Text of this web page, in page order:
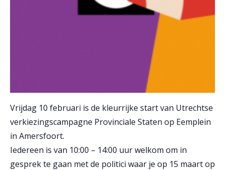
Vrijdag 10 februari is de kleurrijke start van Utrechtse
verkiezingscampagne Provinciale Staten op Eemplein
in Amersfoort.
Iedereen is van 10:00 – 14:00 uur welkom om in
gesprek te gaan met de politici waar je op 15 maart op